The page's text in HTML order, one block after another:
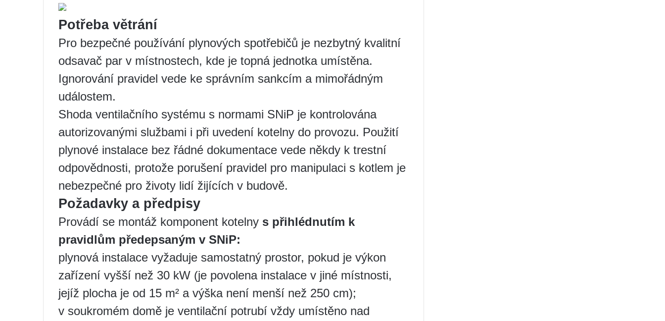
Potřeba větrání
Pro bezpečné používání plynových spotřebičů je nezbytný kvalitní
odsavač par v místnostech, kde je topná jednotka umístěna.
Ignorování pravidel vede ke správním sankcím a mimořádným
událostem.
Shoda ventilačního systému s normami SNiP je kontrolována
autorizovanými službami i při uvedení kotelny do provozu. Použití
plynové instalace bez řádné dokumentace vede někdy k trestní
odpovědnosti, protože porušení pravidel pro manipulaci s kotlem je
nebezpečné pro životy lidí žijících v budově.
Požadavky a předpisy
Provádí se montáž komponent kotelny s přihlédnutím k
pravidlům předepsaným v SNiP:
plynová instalace vyžaduje samostatný prostor, pokud je výkon
zařízení vyšší než 30 kW (je povolena instalace v jiné místnosti,
jejíž plocha je od 15 m² a výška není menší než 250 cm);
v soukromém domě je ventilační potrubí vždy umístěno nad